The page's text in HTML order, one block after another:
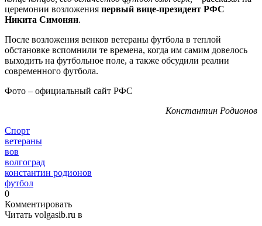
церемонии возложения первый вице-президент РФС
Никита Симонян.
После возложения венков ветераны футбола в теплой
обстановке вспомнили те времена, когда им самим довелось
выходить на футбольное поле, а также обсудили реалии
современного футбола.
Фото – официальный сайт РФС
Константин Родионов
Спорт
ветераны
вов
волгоград
константин родионов
футбол
0
Комментировать
Читать volgasib.ru в